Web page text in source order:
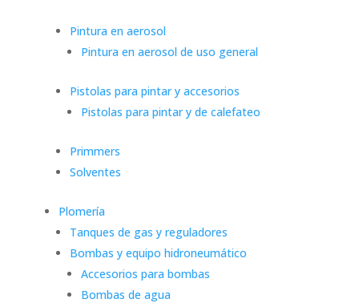
Pintura en aerosol
Pintura en aerosol de uso general
Pistolas para pintar y accesorios
Pistolas para pintar y de calefateo
Primmers
Solventes
Plomería
Tanques de gas y reguladores
Bombas y equipo hidroneumático
Accesorios para bombas
Bombas de agua